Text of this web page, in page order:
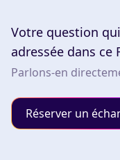
Votre question
adressée dans ce
Parlons-en
Réserver un